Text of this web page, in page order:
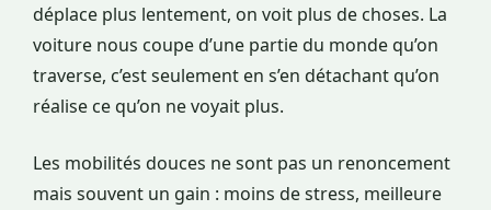
déplace plus lentement, on voit plus de choses. La
voiture nous coupe d’une partie du monde qu’on
traverse, c’est seulement en s’en détachant qu’on
réalise ce qu’on ne voyait plus.
Les mobilités douces ne sont pas un renoncement
mais souvent un gain : moins de stress, meilleure